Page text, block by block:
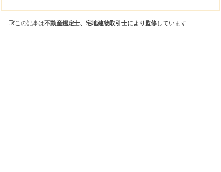
この記事は不動産鑑定士、宅地建物取引士により監修しています